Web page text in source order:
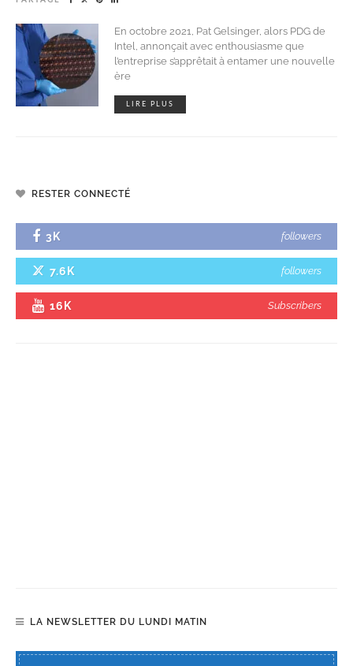
En octobre 2021, Pat Gelsinger, alors PDG de
Intel, annonçait avec enthousiasme que
l’entreprise s’apprêtait à entamer une nouvelle
ère
LIRE PLUS
RESTER CONNECTÉ
3K followers
7.6K followers
16K Subscribers
LA NEWSLETTER DU LUNDI MATIN